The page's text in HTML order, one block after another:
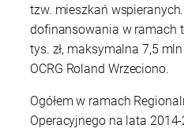
tzw. mieszkań
dofinansowania w ramach
tys. zł, maksymalna 7,5
OCRG Roland Wrzeciono.
Ogółem w ramach
Operacyjnego na lata